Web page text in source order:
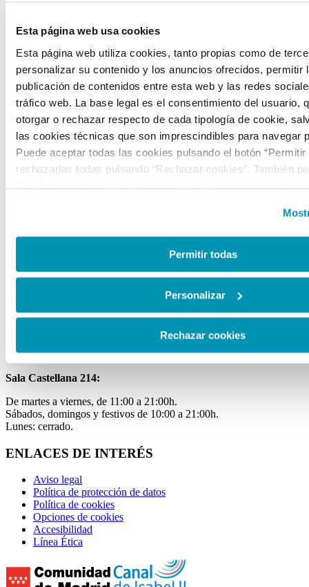
Esta página web usa cookies
Esta página web utiliza cookies, tanto propias como de
personalizar su contenido y los anuncios ofrecidos, permitir
publicación de contenidos entre esta web y las redes
tráfico web. La base legal es el consentimiento del usuario,
otorgar o rechazar respecto de cada tipología de cookie,
las cookies técnicas que son imprescindibles para navegar
Puede aceptar todas las cookies pulsando el botón “Permitir
rechazarlas todas pulsando “Rechazar cookies”. También
finalidad para la que se utiliza cada tipo de cookie y
la web, responsable del tratamiento de las cookies, y sus
accesibles en elAviso Legal. Puede obtener más
de cookies en esta web haciendo clicaquí.
Permitir todas
Personalizar
Rechazar cookies
Sobre nosotros
Portal de transparencia
Visítanos
Alquiler de espacios
Tienda
CONTACTO
C/ Mateo Inurria, 2
28036 Madrid
Tel.: +34 91 545 15 01
HORARIOS
Sala Mateo Inurria 2:
Laborables y festivos de 11:00 a 20:00h.
Miércoles de 11:00 a 15:00h.
Sala Castellana 214:
De martes a viernes, de 11:00 a 21:00h.
Sábados, domingos y festivos de 10:00 a 21:00h.
Lunes: cerrado.
ENLACES DE INTERÉS
Aviso legal
Política de protección de datos
Política de cookies
Opciones de cookies
Accesibilidad
Línea Ética